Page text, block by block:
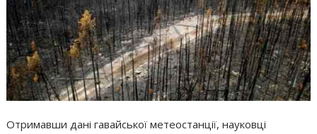
Отримавши дані гавайської метеостанції, науковці